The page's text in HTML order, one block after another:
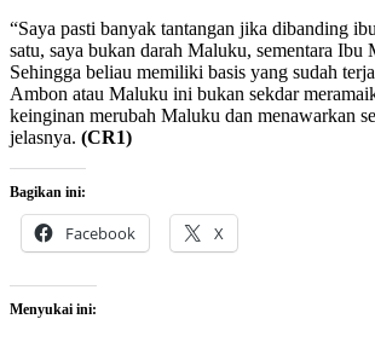
“Saya pasti banyak tantangan jika dibanding
satu, saya bukan darah Maluku, sementara Ibu
Sehingga beliau memiliki basis yang sudah
Ambon atau Maluku ini bukan sekdar
keinginan merubah Maluku dan menawarkan
jelasnya. (CR1)
Bagikan ini:
Facebook X
Menyukai ini: